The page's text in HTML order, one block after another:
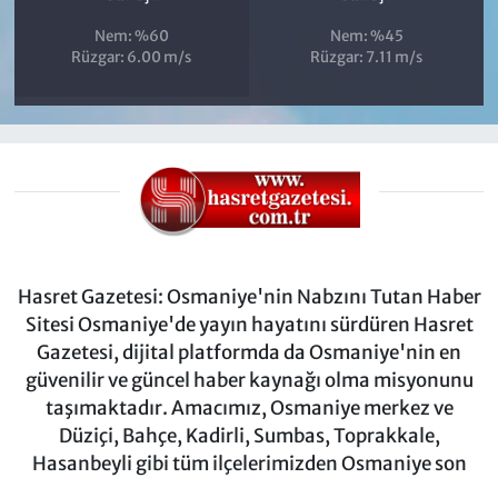
Nem: %60
Rüzgar: 6.00 m/s
Nem: %45
Rüzgar: 7.11 m/s
Hasret Gazetesi: Osmaniye'nin Nabzını Tutan Haber
Sitesi Osmaniye'de yayın hayatını sürdüren Hasret
Gazetesi, dijital platformda da Osmaniye'nin en
güvenilir ve güncel haber kaynağı olma misyonunu
taşımaktadır. Amacımız, Osmaniye merkez ve
Düziçi, Bahçe, Kadirli, Sumbas, Toprakkale,
Hasanbeyli gibi tüm ilçelerimizden Osmaniye son